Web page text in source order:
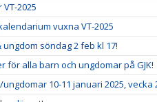
2025
vuxna VT-2025
söndag 2 feb kl 17!
för alla barn och ungdomar på GJK!
10-11 januari 2025, vecka